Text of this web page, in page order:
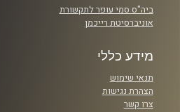
ביה"ס סמי עופר לתקשורת
אוניברסיטת רייכמן
מידע כללי
תנאי שימוש
הצהרת נגישות
צרו קשר